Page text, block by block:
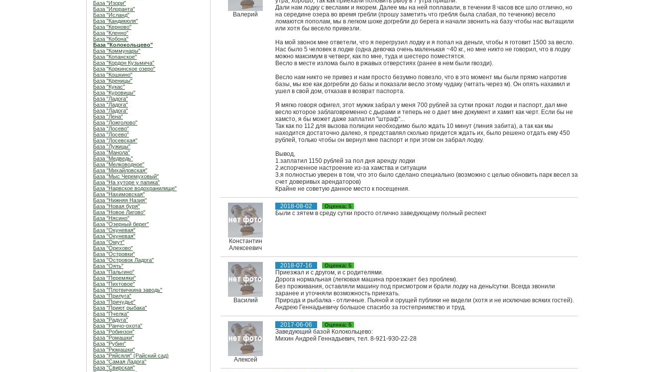
База "Изори"
База "Илоранта"
База "Исланд"
База "Кандикюля"
База "Керново"
База "Кленно"
База "Кобона"
База "Колокольцево"
База "Коммунары"
База "Копанское"
База "Кордон Кузьмича"
База "Коркинское озеро"
База "Кошкино"
База "Креницы"
База "Кукас"
База "Куровицы"
База "Ладога"
База "Ладога"
База "Ладога"
База "Лена"
База "Ложголово"
База "Лосево"
База "Лосево"
База "Лосевская"
База "Лужицы"
База "Манола"
База "Медведь"
База "Мелководное"
База "Михайловская"
База "Мыс Черемуховый"
База "На хуторе у папика"
База "Нарвское водохранилище"
База "Нахимовская"
База "Нижняя Назия"
База "Новая буря"
База "Новое Лигово"
База "Нясино"
База "Озерный берег"
База "Окуневая"
База "Окуневая"
База "Омут"
База "Орехово"
База "Островки"
База "Островок Ладога"
База "Оять"
База "Пальгино"
База "Перемяки"
База "Пихтовое"
База "Плотвичкина заводь"
База "Прилуга"
База "Причудье"
База "Приют рыбака"
База "Пчелка"
База "Радуга"
База "Ранчо-охота"
База "Робинзон"
База "Ромашки"
База "Рубин"
База "Рюмашки"
База "Ряйсяля" (Райский сад)
База "Самая Ладога"
База "Свирская"
Валерий
Дали нам лодку с веслами и якорем. Далее мы на ней поплавали, в течении 8 часов все шло отлично, но
на середине озера во время гребли (прошу заметить что гребля была слабая, по течению) весело
ломаются пополам, мы в легком шоке догребли до берега и начали звонить на базу чтобы нас вытащили
или хотя бы весело привезли.
На мой звонок мне ответели, что я перегрузил лодку и я попал на деньги, чтобы я готовит 1500 за весло.
Нас было 5 человек в лодке (одна девочка очень маленькая ~40 кг., но мне никто не говорил, что в лодку
можно максимум в четверг, как по мне, туда и шестеро поместятся.
Весло в месте излома было в ржавых отверстиях (ранее в нем были гвозди).
Весло нам никто не привез и нам просто безумно повезло, что в это момент мы были прямо напротив
базы, мы кое как догребли до базы и показали весло этому чудаку (читать через м). Он опять нахамил и
ушел в свой дом, отказав в возврат паспорта.
Я мягко говоря офигел, этот мужик забрал у меня 700 рублей за сутки прокат лодки и паспорт, дал мне
весло которое заблаговременно с дырами и теперь не о дает мне документ и хамит как черт. Если бы не
хамсто, я бы может даже заплатил "штраф"...
Так как по 112 для вызова полиции необходимо было ждать 10 минут (линия забита), а так как мы
находится достаточно далеко, я представлял сколько придется ждать их, было решено отдать ему 450
рублей, только чтобы он вернул мне паспорт и при этом он забрал лодку.
Вывод,
1.заплатил 1150 рублей за пол дня аренду лодки
2.испорченное настроение из-за хамства и ситуации
3.я полностью уверен в том, что это было сделано специально (возможно с целью обновить парк весел за
счет доверивых арендаторов)
Крайне не советую данное место к посещения.
Константин
Алексеевич
2018-08-02 Оценка: 5
Были с зятем в среду сутки просто отлично заведующему полный респект
Василий
2018-07-16 Оценка: 5
Приезжал и с другом, и с родителями.
Дорога нормальная (легковая машина проезжает без проблем).
Без проживания, оставляли машину под присмотром и брали лодку на день/сутки. Всегда звонили
заранее и уточняли возможность приехать.
Природа и рыбалка - отличные. Пьяной и орущей публики не видели (хотя и не исключаю всяких гостей).
Андрею Геннадьевичу большое спасибо за гостеприимство и труд.
Алексей
2017-06-06 Оценка: 5
Заведующий базой Колокольцево:
Михин Андрей Геннадьевич, тел. 8-921-930-22-28